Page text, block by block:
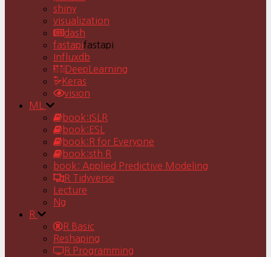
shiny
visualization
dash
fastapifastapi
Influxdb
DeepLearning
Keras
vision
ML
book:ISLR
book:ESL
book:R for Everyone
book:sth R
book: Applied Predictive Modeling
R Tidyverse
Lecture
Ng
R
R Basic
Reshaping
R Programming